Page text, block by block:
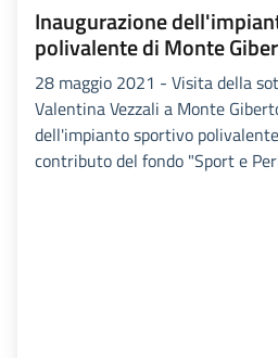
Inaugurazione
polivalente di Monte
28 maggio 2021 - Visita della
Valentina Vezzali a Monte
dell'impianto sportivo
contributo del fondo "Sport e